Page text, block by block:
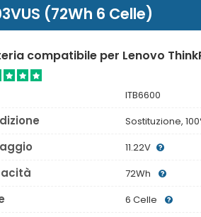
(72Wh 6 Celle)
compatibile per Lenovo
ITB6600
Sostituzione,
11.22V
72Wh
6 Celle